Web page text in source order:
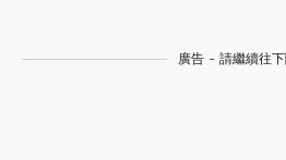
廣告 - 請繼續往